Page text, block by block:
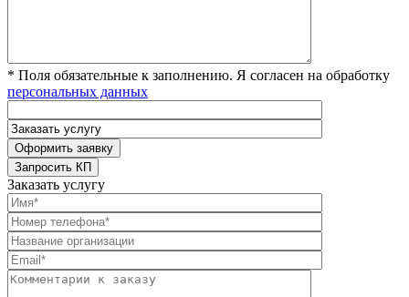
* Поля обязательные к заполнению. Я согласен на обработку
персональных данных
Заказать услугу